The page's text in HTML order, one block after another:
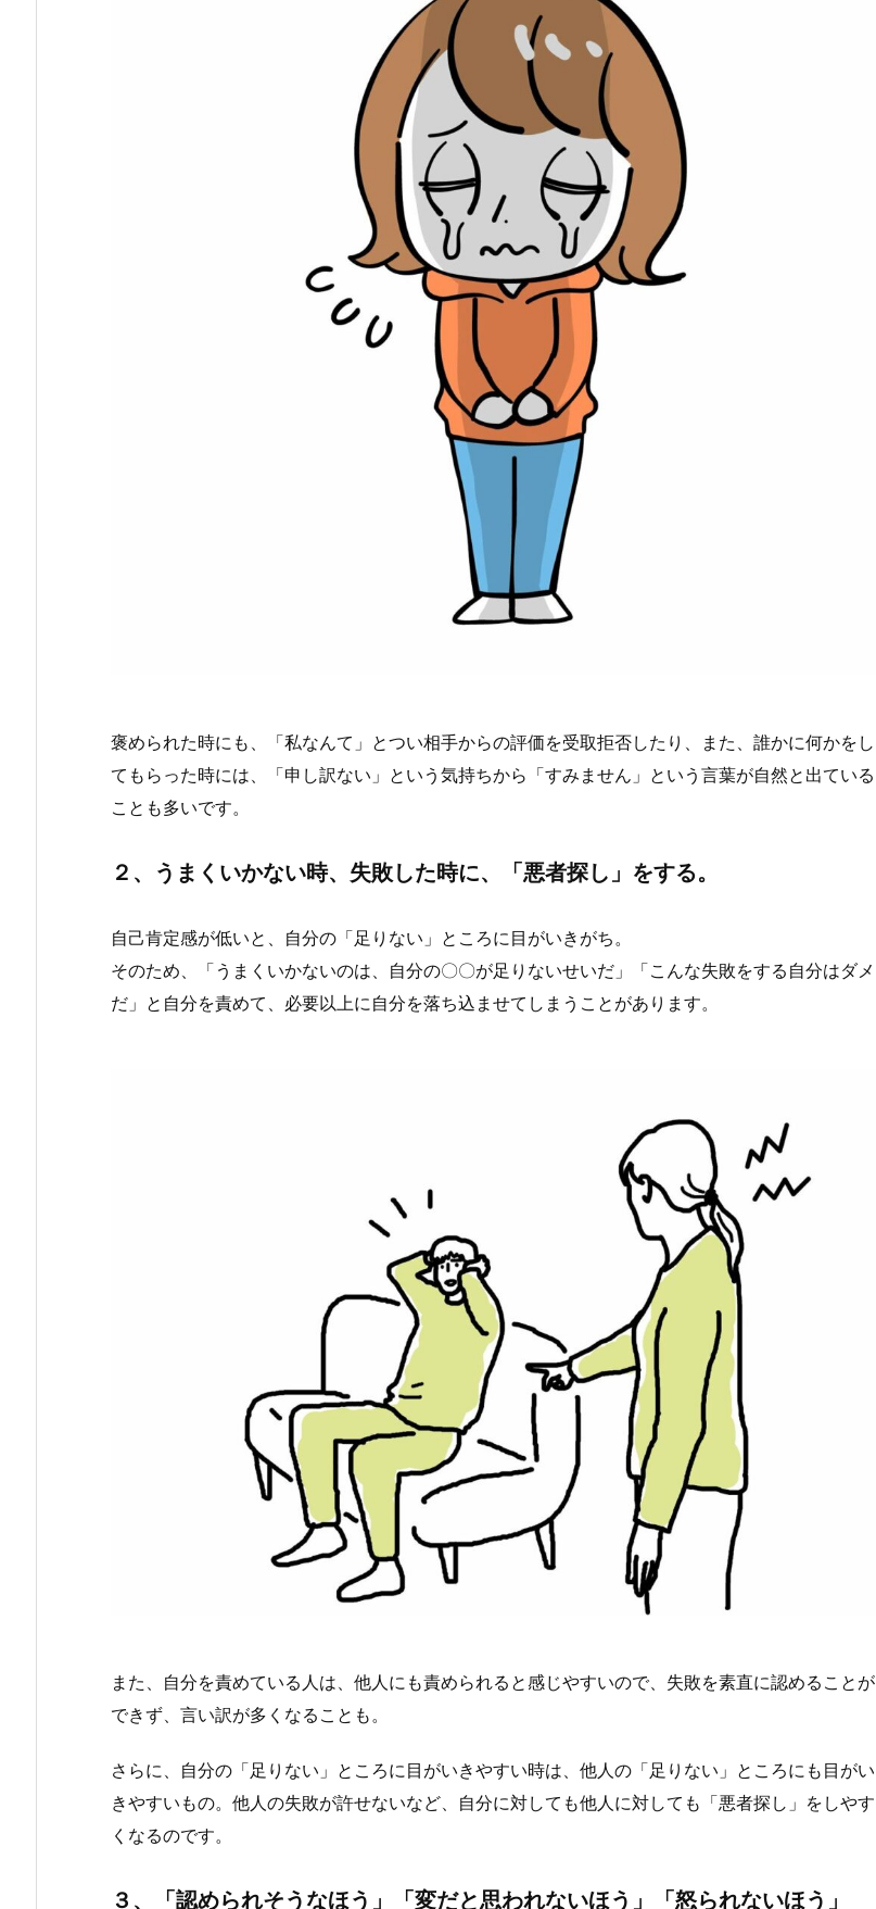
褒められた時にも、「私なんて」とつい相手からの評価を受取拒否したり、また、誰かに何かをし
てもらった時には、「申し訳ない」という気持ちから「すみません」という言葉が自然と出ている
ことも多いです。
２、うまくいかない時、失敗した時に、「悪者探し」をする。
自己肯定感が低いと、自分の「足りない」ところに目がいきがち。
そのため、「うまくいかないのは、自分の〇〇が足りないせいだ」「こんな失敗をする自分はダメ
だ」と自分を責めて、必要以上に自分を落ち込ませてしまうことがあります。
また、自分を責めている人は、他人にも責められると感じやすいので、失敗を素直に認めることが
できず、言い訳が多くなることも。
さらに、自分の「足りない」ところに目がいきやすい時は、他人の「足りない」ところにも目がい
きやすいもの。他人の失敗が許せないなど、自分に対しても他人に対しても「悪者探し」をしやす
くなるのです。
３、「認められそうなほう」「変だと思われないほう」「怒られないほう」